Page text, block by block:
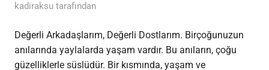
kadiraksu tarafından
Değerli Arkadaşlarım, Değerli Dostlarım. Birçoğunuzun
anılarında yaylalarda yaşam vardır. Bu anıların, çoğu
güzelliklerle süslüdür. Bir kısmında, yaşam ve